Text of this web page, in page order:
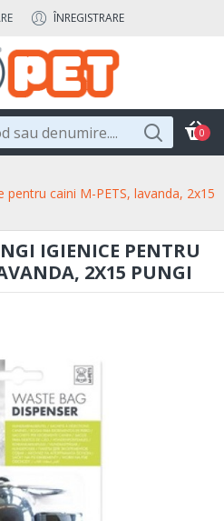
ÎNREGISTRARE
0
pentru caini M-PETS, lavanda, 2x15
IGIENICE PENTRU
2X15 PUNGI